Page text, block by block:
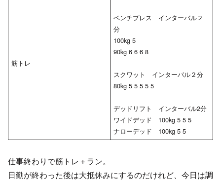
筋トレ
ベンチプレス インターバル２
分
100kg 5
90kg 6 6 6 8
スクワット インターバル２分
80kg 5 5 5 5 5
デッドリフト インターバル2分
ワイドデッド 100kg 5 5 5
ナローデッド 100kg 5 5
仕事終わりで筋トレ＋ラン。
日勤が終わった後は大抵休みにするのだけれど、今日は調